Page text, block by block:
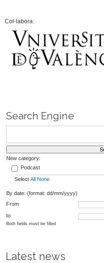
Col·labora:
Search Engine
New category:
Podcast
Select All None
By date: (format: dd/mm/yyyy)
From
to
Both fields must be filled
Latest news